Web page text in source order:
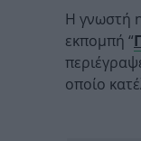
Η γνωστή
εκπομπή “
οποίο